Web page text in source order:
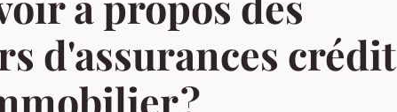
d'assurances crédit
?